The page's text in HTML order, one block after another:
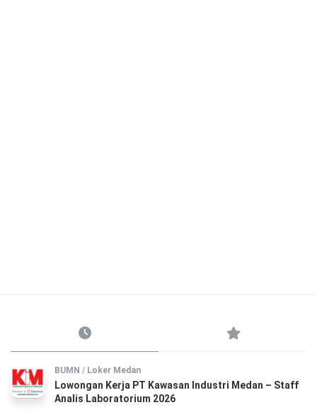
BUMN / Loker Medan
Lowongan Kerja PT Kawasan Industri Medan – Staff
Analis Laboratorium 2026